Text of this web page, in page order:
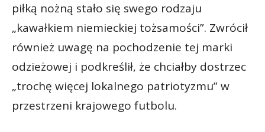
piłką nożną stało się swego rodzaju
„kawałkiem niemieckiej tożsamości”. Zwrócił
również uwagę na pochodzenie tej marki
odzieżowej i podkreślił, że chciałby dostrzec
„trochę więcej lokalnego patriotyzmu” w
przestrzeni krajowego futbolu.